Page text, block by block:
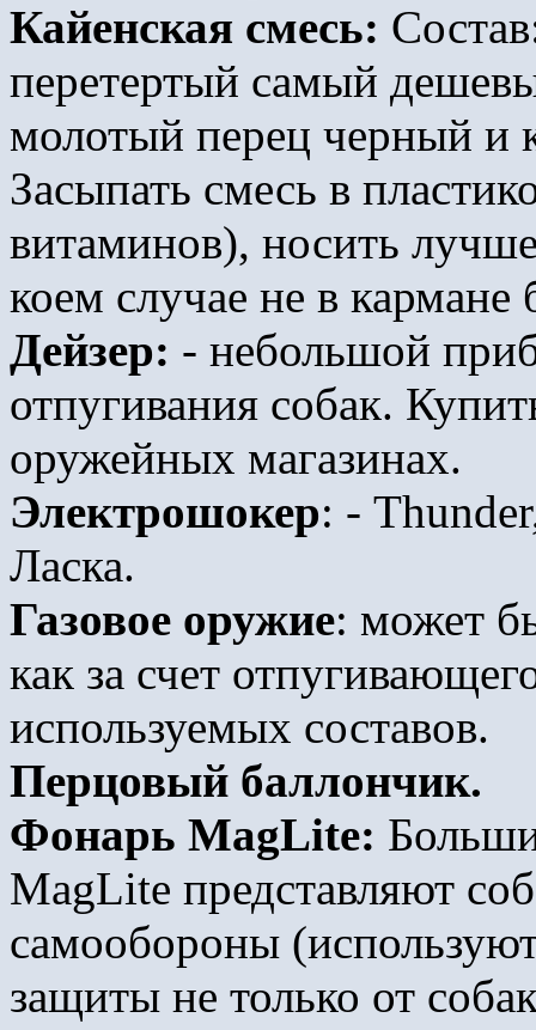
Кайенская смесь:
перетертый самый
молотый перец черный и
Засыпать смесь в
витаминов), носить
коем случае не в кармане
Дейзер: - небольшой
отпугивания собак.
оружейных магазинах.
Электрошокер: -
Ласка.
Газовое оружие: может
как за счет
используемых составов.
Перцовый баллончик.
Фонарь MagLite:
MagLite представляют
самообороны
защиты не только от